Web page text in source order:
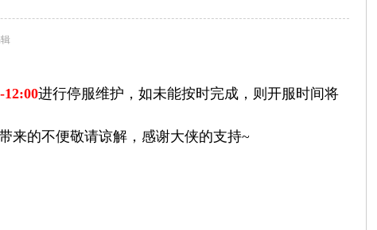
12:00进行停服维护，如未能按时完成，则开服时间将
来的不便敬请谅解，感谢大侠的支持~